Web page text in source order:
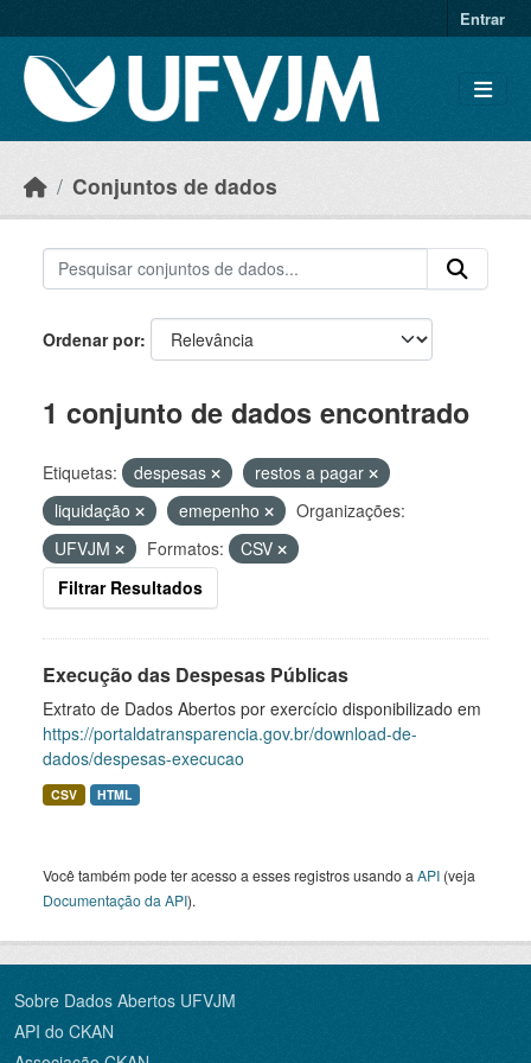
Entrar
Conjuntos de dados
Ordenar por
1 conjunto de dados encontrado
Etiquetas: despesas
restos a pagar
liquidação
emepenho
Organizações:
UFVJM
Formatos:
CSV
Filtrar Resultados
Execução das Despesas Públicas
Extrato de Dados Abertos por exercício disponibilizado em
https://portaldatransparencia.gov.br/download-de-
dados/despesas-execucao
CSV HTML
Você também pode ter acesso a esses registros usando a API (veja
Documentação da API).
Sobre Dados Abertos UFVJM
API do CKAN